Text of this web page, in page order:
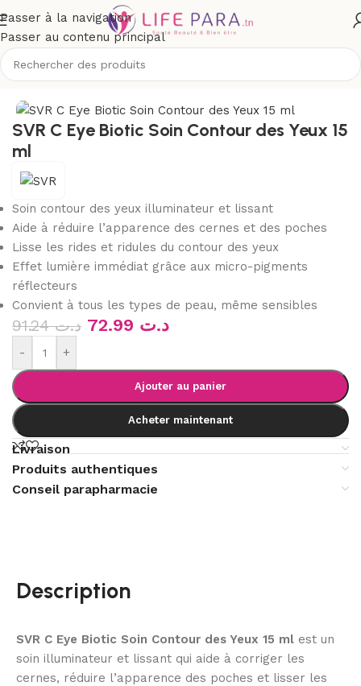
Passer à la navigation
Passer au contenu principal
/Visage/Yeux et lèvres/Soins anti-poches et cernes
SVR C Eye Biotic Soin Contour des Yeux 15
ml
Soin contour des yeux illuminateur et lissant
Aide à réduire l’apparence des cernes et des poches
Lisse les rides et ridules du contour des yeux
Effet lumière immédiat grâce aux micro-pigments
réflecteurs
Convient à tous les types de peau, même sensibles
د.ت91.24 د.ت
- +
Ajouter au panier
Acheter maintenant
Livraison
Produits authentiques
Conseil parapharmacie
Description
SVR C Eye Biotic Soin Contour des Yeux 15 ml est un
soin illuminateur et lissant qui aide à corriger les
cernes, réduire l’apparence des poches et lisser les